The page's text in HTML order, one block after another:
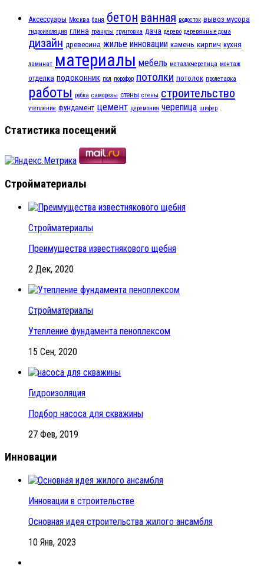
Аксессуары Москва баня бетон ванная водосток вывоз мусора
гидроизоляция глина гранулы грунтовка дача дерево деревянные дома
дизайн древесина жилье инновации камень кирпич кухня
ламинат материалы мебель металлочерепица монтаж
отделка подоконник пол порофор потолки потолок пролетарка
работы рубка саморезы стены стены строительство
утепление фундамент цемент церемония черепица шифер
Статистика посещений
Стройматериалы
Стройматериалы
Преимущества известнякового щебня
2 Дек, 2020
Стройматериалы
Утепление фундамента пеноплексом
15 Сен, 2020
Гидроизоляция
Подбор насоса для скважины
27 Фев, 2019
Инновации
Инновации в строительстве
Основная идея строительства жилого ансамбля
10 Янв, 2023